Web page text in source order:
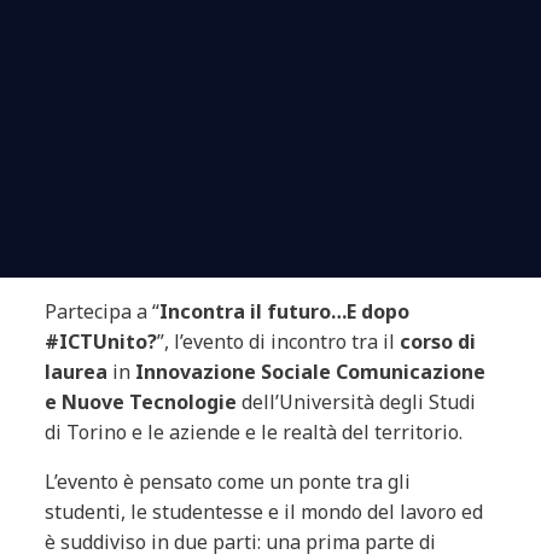
Partecipa a “Incontra il futuro…E dopo
#ICTUnito?”, l’evento di incontro tra il corso di
laurea in Innovazione Sociale Comunicazione
e Nuove Tecnologie dell’Università degli Studi
di Torino e le aziende e le realtà del territorio.
L’evento è pensato come un ponte tra gli
studenti, le studentesse e il mondo del lavoro ed
è suddiviso in due parti: una prima parte di